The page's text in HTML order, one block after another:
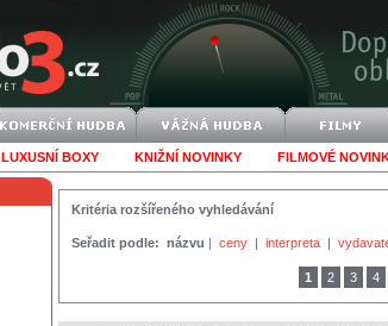
LUXUSNÍ BOXY KNIŽNÍ NOVINKY FILMOVÉ
Kritéria rozšířeného vyhledávání
Seřadit podle: názvu | ceny | interpreta |
1 2 3 4